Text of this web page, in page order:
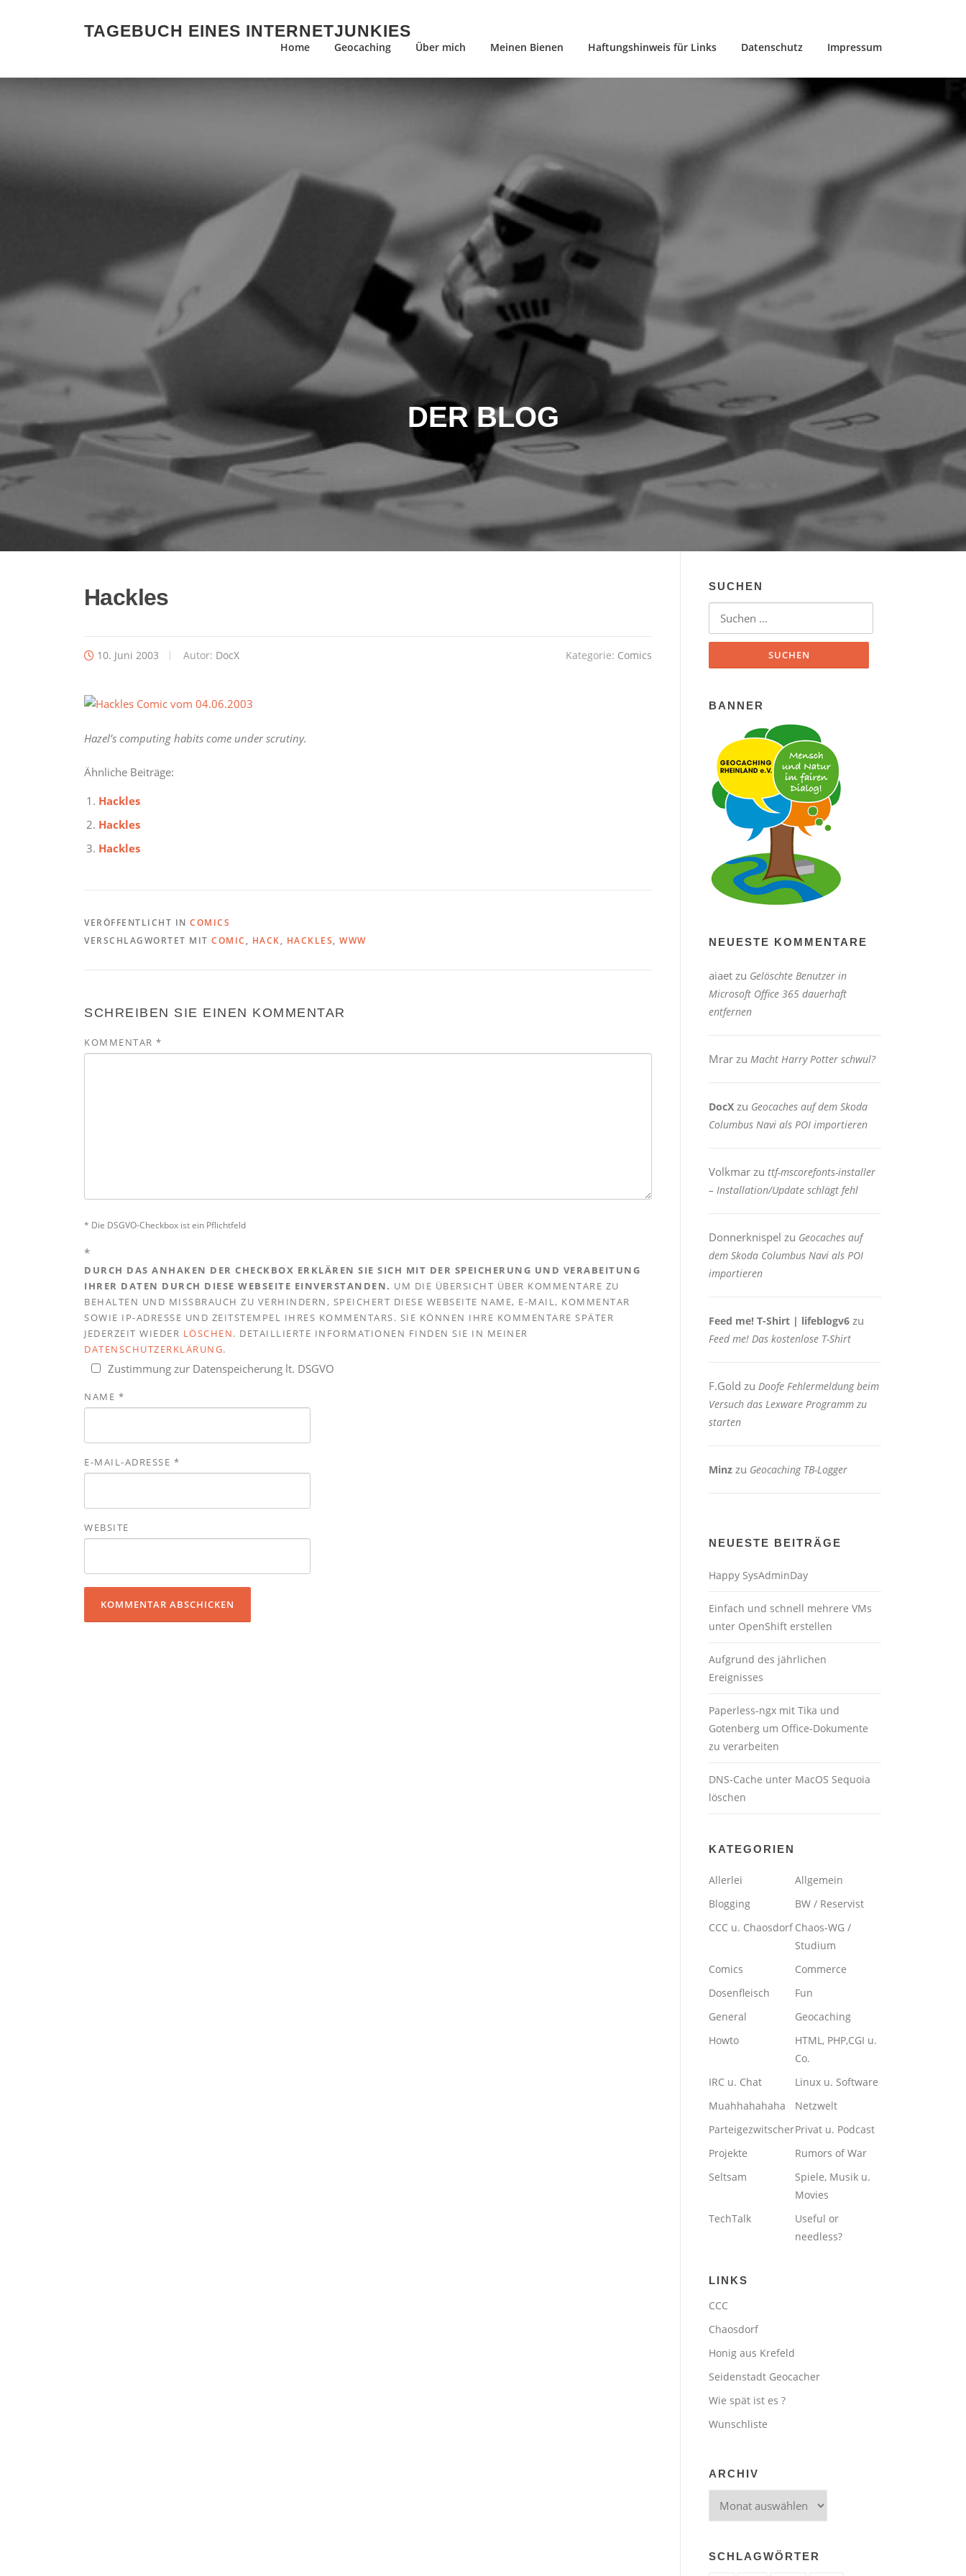
TAGEBUCH EINES INTERNETJUNKIES
Home Geocaching Über mich Meinen Bienen Haftungshinweis für Links Datenschutz Impressum
DER BLOG
Hackles
10. Juni 2003 Autor: DocX Kategorie: Comics
Hazel’s computing habits come under scrutiny.
Ähnliche Beiträge:
Hackles
Hackles
Hackles
VERÖFFENTLICHT IN COMICS
VERSCHLAGWORTET MIT COMIC , HACK, HACKLES, WWW
SCHREIBEN SIE EINEN KOMMENTAR
KOMMENTAR *
* Die DSGVO-Checkbox ist ein Pflichtfeld
*
DURCH DAS ANHAKEN DER CHECKBOX ERKLÄREN SIE SICH MIT DER SPEICHERUNG UND VERABEITUNG
IHRER DATEN DURCH DIESE WEBSEITE EINVERSTANDEN. UM DIE ÜBERSICHT ÜBER KOMMENTARE ZU
BEHALTEN UND MISSBRAUCH ZU VERHINDERN, SPEICHERT DIESE WEBSEITE NAME, E-MAIL, KOMMENTAR
SOWIE IP-ADRESSE UND ZEITSTEMPEL IHRES KOMMENTARS. SIE KÖNNEN IHRE KOMMENTARE SPÄTER
JEDERZEIT WIEDER LÖSCHEN. DETAILLIERTE INFORMATIONEN FINDEN SIE IN MEINER
DATENSCHUTZERKLÄRUNG.
Zustimmung zur Datenspeicherung lt. DSGVO
NAME *
E-MAIL-ADRESSE *
WEBSITE
SUCHEN
Suchen nach:
BANNER
NEUESTE KOMMENTARE
aiaet zu Gelöschte Benutzer in
Microsoft Office 365 dauerhaft
entfernen
Mrar zu Macht Harry Potter schwul?
DocX zu Geocaches auf dem Skoda
Columbus Navi als POI importieren
Volkmar zu ttf-mscorefonts-installer
– Installation/Update schlägt fehl
Donnerknispel zu Geocaches auf
dem Skoda Columbus Navi als POI
importieren
Feed me! T-Shirt | lifeblogv6 zu
Feed me! Das kostenlose T-Shirt
F.Gold zu Doofe Fehlermeldung beim
Versuch das Lexware Programm zu
starten
Minz zu Geocaching TB-Logger
NEUESTE BEITRÄGE
Happy SysAdminDay
Einfach und schnell mehrere VMs
unter OpenShift erstellen
Aufgrund des jährlichen
Ereignisses
Paperless-ngx mit Tika und
Gotenberg um Office-Dokumente
zu verarbeiten
DNS-Cache unter MacOS Sequoia
löschen
KATEGORIEN
Allerlei
Allgemein
Blogging
BW / Reservist
CCC u. Chaosdorf Chaos-WG /
Studium
Comics
Commerce
Dosenfleisch
Fun
General
Geocaching
Howto
HTML, PHP,CGI u.
Co.
IRC u. Chat
Linux u. Software
Muahhahahaha
Netzwelt
ParteigezwitscherPrivat u. Podcast
Projekte
Rumors of War
Seltsam
Spiele, Musik u.
Movies
TechTalk
Useful or
needless?
LINKS
CCC
Chaosdorf
Honig aus Krefeld
Seidenstadt Geocacher
Wie spät ist es ?
Wunschliste
ARCHIV
Archiv
SCHLAGWÖRTER